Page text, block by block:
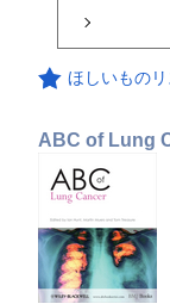
ほしいもの
ABC of Lung